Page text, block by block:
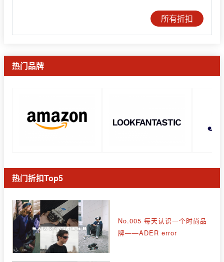
所有折扣
热门品牌
热门折扣Top5
No.005 每天认识一个时尚品
牌——ADER error